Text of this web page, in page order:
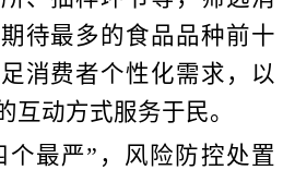
待最多的食品品种前十
消费者个性化需求，以
互动方式服务于民。
个最严”，风险防控处置